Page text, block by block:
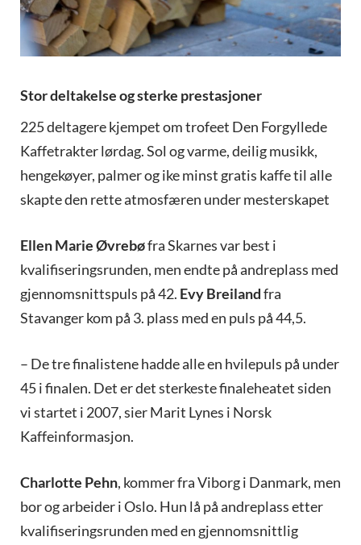
Stor deltakelse og sterke prestasjoner
225 deltagere kjempet om trofeet Den Forgyllede
Kaffetrakter lørdag. Sol og varme, deilig musikk,
hengekøyer, palmer og ike minst gratis kaffe til alle
skapte den rette atmosfæren under mesterskapet
Ellen Marie Øvrebøfra Skarnes var best i
kvalifiseringsrunden, men endte på andreplass med
gjennomsnittspuls på 42. Evy Breilandfra
Stavanger kom på 3. plass med en puls på 44,5.
– De tre finalistene hadde alle en hvilepuls på under
45 i finalen. Det er det sterkeste finaleheatet siden
vi startet i 2007, sier Marit Lynes i Norsk
Kaffeinformasjon.
Charlotte Pehn, kommer fra Viborg i Danmark, men
bor og arbeider i Oslo. Hun lå på andreplass etter
kvalifiseringsrunden med en gjennomsnittlig